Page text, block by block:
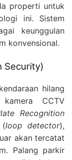
properti untuk
ini. Sistem
keunggulan
konvensional.
Security)
hilang
CCTV
Recognition
(loop detector),
akan tercatat
Palang parkir